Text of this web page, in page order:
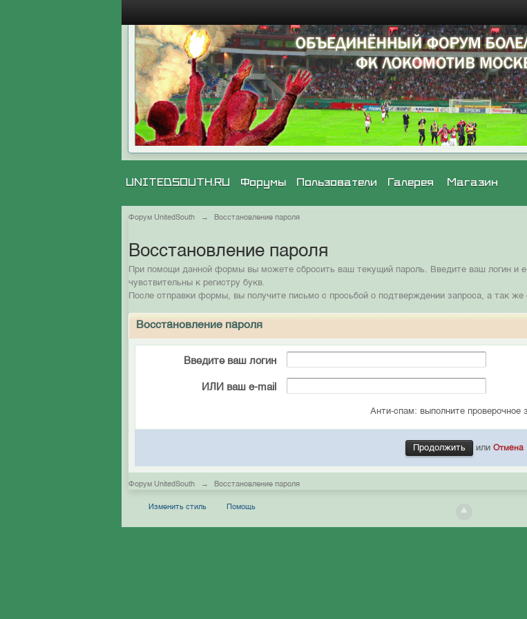
UNITEDSOUTH.RU Галерея Магазин
Форумы Пользователи
Форум UnitedSouth → Восстановление пароля
Восстановление пароля
При помощи данной формы вы можете сбросить ваш текущий пароль. Введите ваш логин и
чувствительны к регистру букв.
После отправки формы, вы получите письмо с просьбой о подтверждении запроса, а так же
Восстановление пароля
Введите ваш логин
ИЛИ ваш e-mail
Анти-спам: выполните проверочное
или Отмена
Форум UnitedSouth → Восстановление пароля
Изменить стиль Помощь